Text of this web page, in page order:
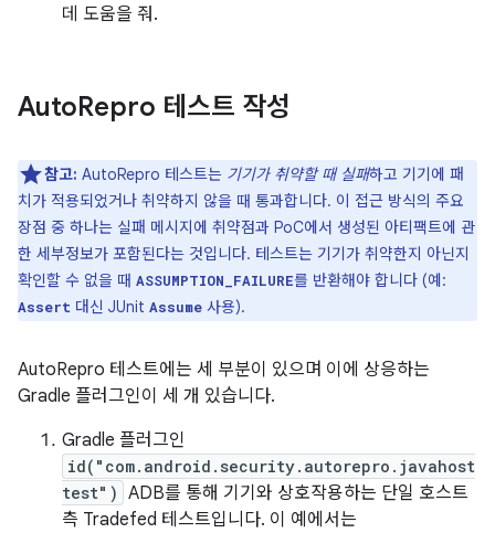
데 도움을 줘.
AutoRepro 테스트 작성
참고: AutoRepro 테스트는 기기가 취약할 때 실패하고 기기에 패
치가 적용되었거나 취약하지 않을 때 통과합니다. 이 접근 방식의 주요
장점 중 하나는 실패 메시지에 취약점과 PoC에서 생성된 아티팩트에 관
한 세부정보가 포함된다는 것입니다. 테스트는 기기가 취약한지 아닌지
확인할 수 없을 때 ASSUMPTION_FAILURE를 반환해야 합니다 (예:
Assert 대신 JUnit Assume 사용).
AutoRepro 테스트에는 세 부분이 있으며 이에 상응하는
Gradle 플러그인이 세 개 있습니다.
Gradle 플러그인
id("com.android.security.autorepro.javahost
test") ADB를 통해 기기와 상호작용하는 단일 호스트
측 Tradefed 테스트입니다. 이 예에서는